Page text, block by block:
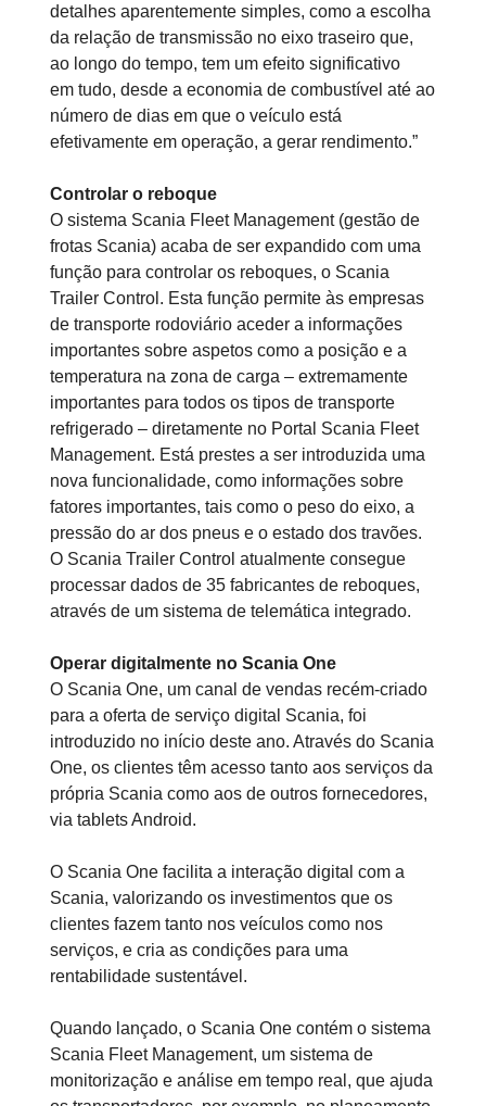
detalhes aparentemente simples, como a escolha
da relação de transmissão no eixo traseiro que,
ao longo do tempo, tem um efeito significativo
em tudo, desde a economia de combustível até ao
número de dias em que o veículo está
efetivamente em operação, a gerar rendimento.”
Controlar o reboque
O sistema Scania Fleet Management (gestão de
frotas Scania) acaba de ser expandido com uma
função para controlar os reboques, o Scania
Trailer Control. Esta função permite às empresas
de transporte rodoviário aceder a informações
importantes sobre aspetos como a posição e a
temperatura na zona de carga – extremamente
importantes para todos os tipos de transporte
refrigerado – diretamente no Portal Scania Fleet
Management. Está prestes a ser introduzida uma
nova funcionalidade, como informações sobre
fatores importantes, tais como o peso do eixo, a
pressão do ar dos pneus e o estado dos travões.
O Scania Trailer Control atualmente consegue
processar dados de 35 fabricantes de reboques,
através de um sistema de telemática integrado.
Operar digitalmente no Scania One
O Scania One, um canal de vendas recém-criado
para a oferta de serviço digital Scania, foi
introduzido no início deste ano. Através do Scania
One, os clientes têm acesso tanto aos serviços da
própria Scania como aos de outros fornecedores,
via tablets Android.
O Scania One facilita a interação digital com a
Scania, valorizando os investimentos que os
clientes fazem tanto nos veículos como nos
serviços, e cria as condições para uma
rentabilidade sustentável.
Quando lançado, o Scania One contém o sistema
Scania Fleet Management, um sistema de
monitorização e análise em tempo real, que ajuda